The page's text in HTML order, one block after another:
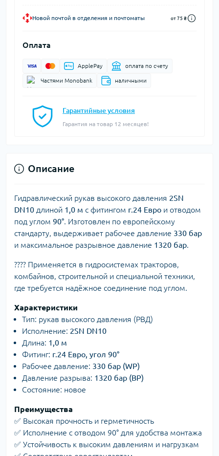
Новой почтой в отделения и почтоматы от 75 ₴
Оплата
ApplePay оплата по счету
Частями Monobank наличными
Гарантийные условия
Гарантия на товар 12 месяцев!
Описание
Гидравлический рукав высокого давления 2SN
DN10 длиной 1,0 м с фитингом г.24 Евро и отводом
под углом 90°. Изготовлен по европейскому
стандарту, выдерживает рабочее давление 330 бар
и максимальное разрывное давление 1320 бар.
???? Применяется в гидросистемах тракторов,
комбайнов, строительной и специальной техники,
где требуется надёжное соединение под углом.
Характеристики
Тип: рукав высокого давления (РВД)
Исполнение: 2SN DN10
Длина: 1,0 м
Фитинг: г.24 Евро, угол 90°
Рабочее давление: 330 бар (WP)
Давление разрыва: 1320 бар (BP)
Состояние: новое
Преимущества
✅ Высокая прочность и герметичность
✅ Исполнение с отводом 90° для удобства монтажа
✅ Устойчивость к высоким давлениям и нагрузкам